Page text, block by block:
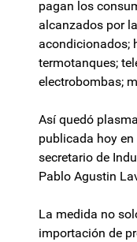
pagan los
alcanzados por
acondicionados;
termotanques;
electrobombas;
Así quedó
publicada hoy
secretario de
Pablo Agustin
La medida no
importación de